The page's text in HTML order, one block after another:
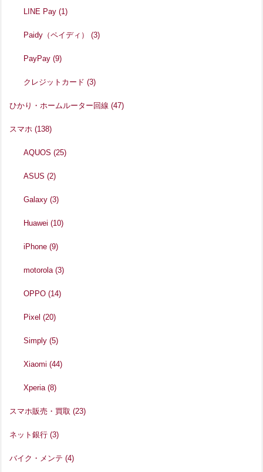
LINE Pay(1)
Paidy（ペイディ）(3)
PayPay(9)
クレジットカード(3)
ひかり・ホームルーター回線 (47)
スマホ (138)
AQUOS(25)
ASUS(2)
Galaxy(3)
Huawei(10)
iPhone(9)
motorola(3)
OPPO(14)
Pixel(20)
Simply(5)
Xiaomi(44)
Xperia(8)
スマホ販売・買取 (23)
ネット銀行 (3)
バイク・メンテ (4)